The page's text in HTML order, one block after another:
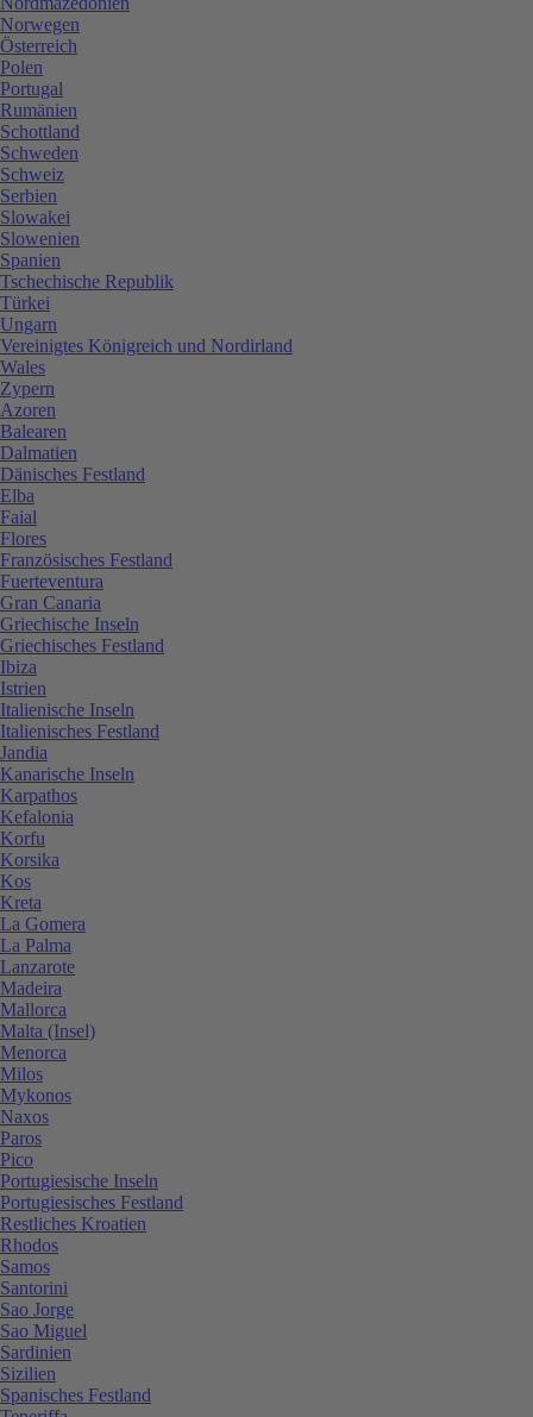
Norwegen
Österreich
Polen
Portugal
Rumänien
Schottland
Schweden
Schweiz
Serbien
Slowakei
Slowenien
Spanien
Tschechische Republik
Türkei
Ungarn
Vereinigtes Königreich und Nordirland
Wales
Zypern
Azoren
Balearen
Dalmatien
Dänisches Festland
Elba
Faial
Flores
Französisches Festland
Fuerteventura
Gran Canaria
Griechische Inseln
Griechisches Festland
Ibiza
Istrien
Italienische Inseln
Italienisches Festland
Jandia
Kanarische Inseln
Karpathos
Kefalonia
Korfu
Korsika
Kos
Kreta
La Gomera
La Palma
Lanzarote
Madeira
Mallorca
Malta (Insel)
Menorca
Milos
Mykonos
Naxos
Paros
Pico
Portugiesische Inseln
Portugiesisches Festland
Restliches Kroatien
Rhodos
Samos
Santorini
Sao Jorge
Sao Miguel
Sardinien
Sizilien
Spanisches Festland